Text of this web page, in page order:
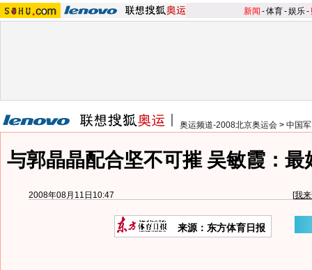
新闻 -体育-娱乐-
奥运频道-2008北京奥运会 > 中国
与郭晶晶配合坚不可摧 吴敏霞：最
2008年08月11日10:47 [我
来源：东方体育日报